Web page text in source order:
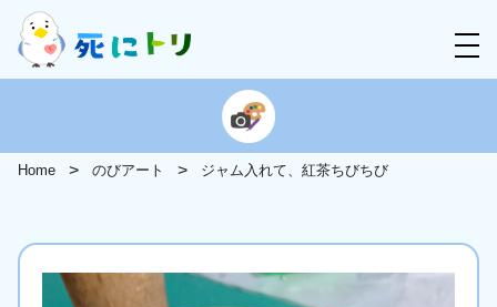
Home のびアート ジャム入れて、紅茶ちびちび